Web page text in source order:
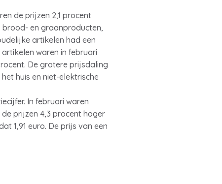
de prijzen 2,1 procent
en graanproducten,
artikelen had een
waren in februari
De grotere prijsdaling
huis en niet-elektrische
In februari waren
prijzen 4,3 procent hoger
1,91 euro. De prijs van een